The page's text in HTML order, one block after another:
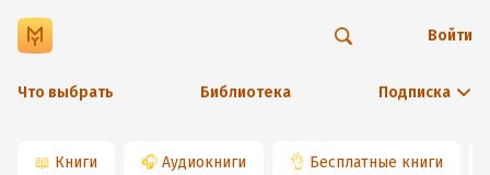
Что выбрать Библиотека Подписка
Войти
📖 Книги 🎧 Аудиокниги 👌 Бесплатные книги